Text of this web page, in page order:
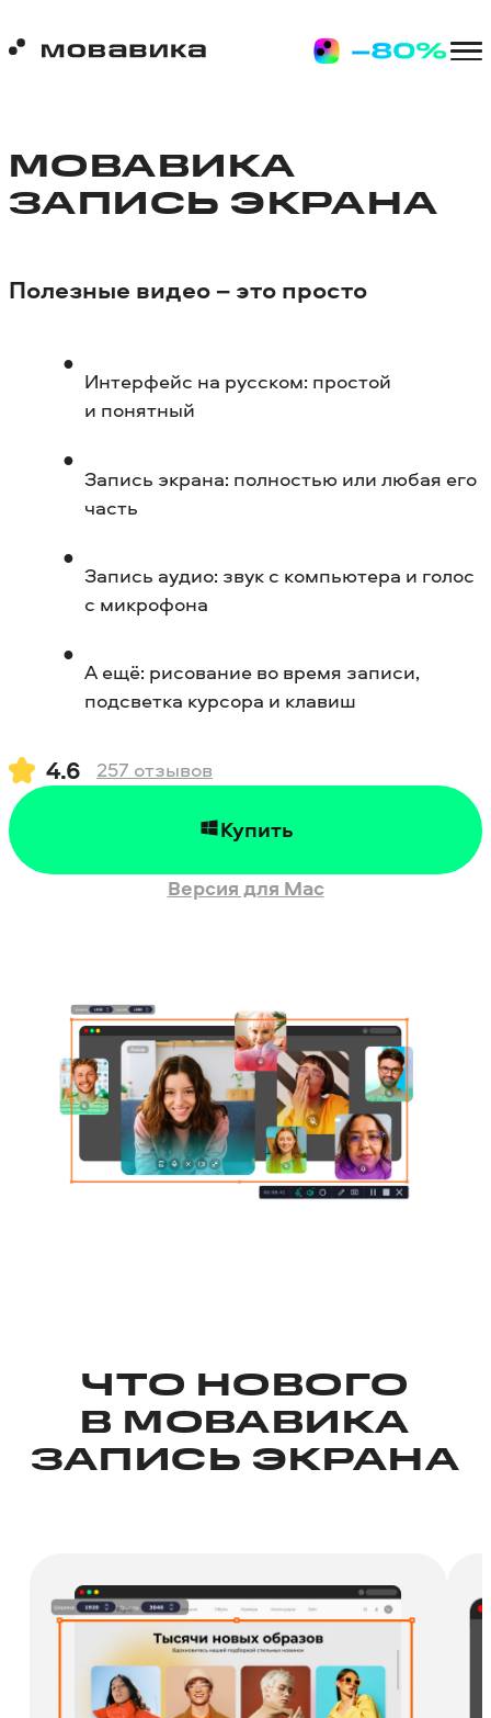
МОВАВИКА
ЗАПИСЬ ЭКРАНА
Полезные видео – это просто
Интерфейс на русском: простой
и понятный
Запись экрана: полностью или любая его
часть
Запись аудио: звук с компьютера и голос
с микрофона
А ещё: рисование во время записи,
подсветка курсора и клавиш
4.6 257 отзывов
Купить
Версия для Mac
ЧТО НОВОГО
В
МОВАВИКА
ЗАПИСЬ ЭКРАНА